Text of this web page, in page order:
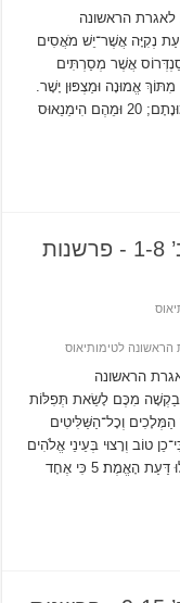
א’ 19-20 ‫- פרשנות לאגרת הראשונה
לֶאֱחֹז בָּאֱמוּנָה וּבְדַעַת נְקִיָּה אֲשֶׁר־יֵשׁ מֹאֲסִים
וַאֲלֶכְסַנְדְּרוֹס אֲשֶׁר מְסַרְתִּים
לַשָׂטָן לְמַעַן יִוָּסְרוּ לְבִלְתִּי גַדֵּף עוֹד׃ תרגום חדש 19 מִתּוֹךְ אֱמוּנָה וּמַצְפּוּן יָשָׁר.
יֵשׁ שֶׁהִשְׁלִיכוּ מֵעֲלֵיהֶם אֶת אֵלֶּה וְנִשְׁבְּרָה סְפִינַת אֱמוּנָתָם; 20 וּמֵהֶם הִימֵנֵאוּס
האגרת הראשונה לטימותיאוס ב’ 1-8 ‫- פרשנות
ב’ 1-8 ‫- פרשנות לאגרת הראשונה
אֲבַקְשָׁה מִכֶּם לָשֵׂאת תְּפִלּוֹת
וְתוֹדוֹת בְּעַד כָּל־בְּנֵי אָדָם׃ 2 בְּעַד הַמְּלָכִים וְכָל־הַשַּׁלִּיטִים
נִחְיֶה חַיֵּי הַשְׁקֵט וָבֶטַח בְּכָל־חֲסִידוּת וָישֶׁר׃ 3 כִּי־כֵן טוֹב וְרָצוּי בְּעֵינֵי אֱלֹהִים
מוֹשִׁיעֵנוּ׃ 4 אֲשֶׁר חֶפְצוֹ כִּי יִוָּשְׁעוּ כָּל־בְּנֵי הָאָדָם וִיקַבְּלוּ דַּעַת הָאֱמֶת׃ 5 כִּי אֶחָד